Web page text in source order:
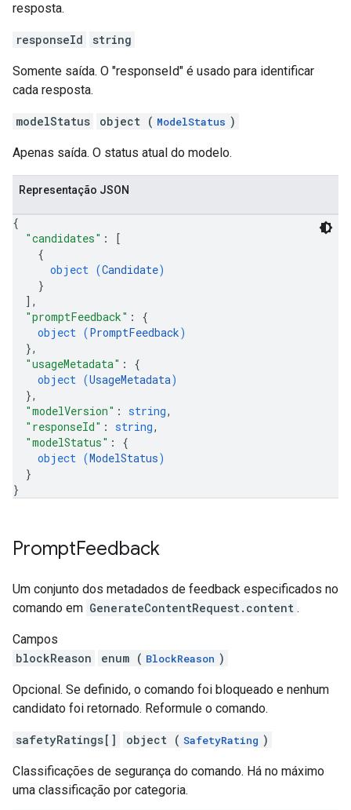
resposta.
responseId string
Somente saída. O "responseId" é usado para identificar
cada resposta.
modelStatus object ( ModelStatus )
Apenas saída. O status atual do modelo.
Representação JSON
{
"candidates" :
[
{
object (Candidate)
}
] ,
"promptFeedback" : {
object (PromptFeedback)
},
"usageMetadata" : {
object (UsageMetadata)
},
"modelVersion" : string,
"responseId" : string,
"modelStatus" : {
object (ModelStatus)
}
}
PromptFeedback
Um conjunto dos metadados de feedback especificados no
comando em GenerateContentRequest.content .
Campos
blockReason
enum ( BlockReason )
Opcional. Se definido, o comando foi bloqueado e nenhum
candidato foi retornado. Reformule o comando.
safetyRatings[] object ( SafetyRating )
Classificações de segurança do comando. Há no máximo
uma classificação por categoria.